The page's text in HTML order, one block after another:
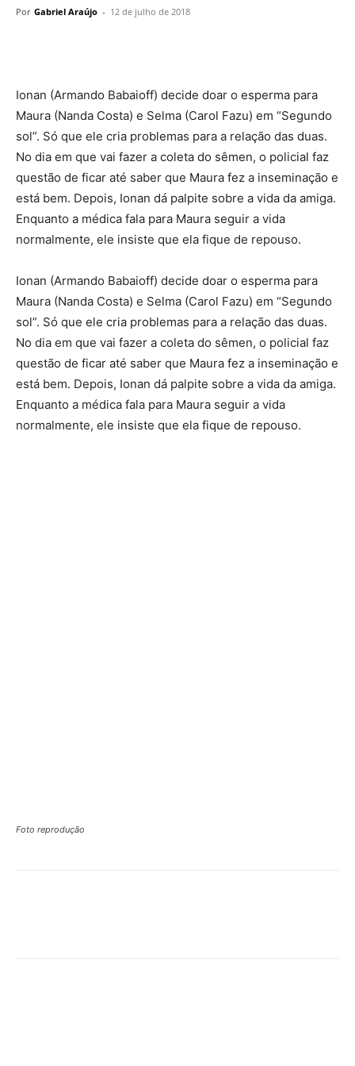
Por Gabriel Araújo - 12 de julho de 2018
Ionan (Armando Babaioff) decide doar o esperma para
Maura (Nanda Costa) e Selma (Carol Fazu) em “Segundo
sol”. Só que ele cria problemas para a relação das duas.
No dia em que vai fazer a coleta do sêmen, o policial faz
questão de ficar até saber que Maura fez a inseminação e
está bem. Depois, Ionan dá palpite sobre a vida da amiga.
Enquanto a médica fala para Maura seguir a vida
normalmente, ele insiste que ela fique de repouso.
Ionan (Armando Babaioff) decide doar o esperma para
Maura (Nanda Costa) e Selma (Carol Fazu) em “Segundo
sol”. Só que ele cria problemas para a relação das duas.
No dia em que vai fazer a coleta do sêmen, o policial faz
questão de ficar até saber que Maura fez a inseminação e
está bem. Depois, Ionan dá palpite sobre a vida da amiga.
Enquanto a médica fala para Maura seguir a vida
normalmente, ele insiste que ela fique de repouso.
Foto reprodução